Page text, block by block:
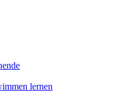
lernen